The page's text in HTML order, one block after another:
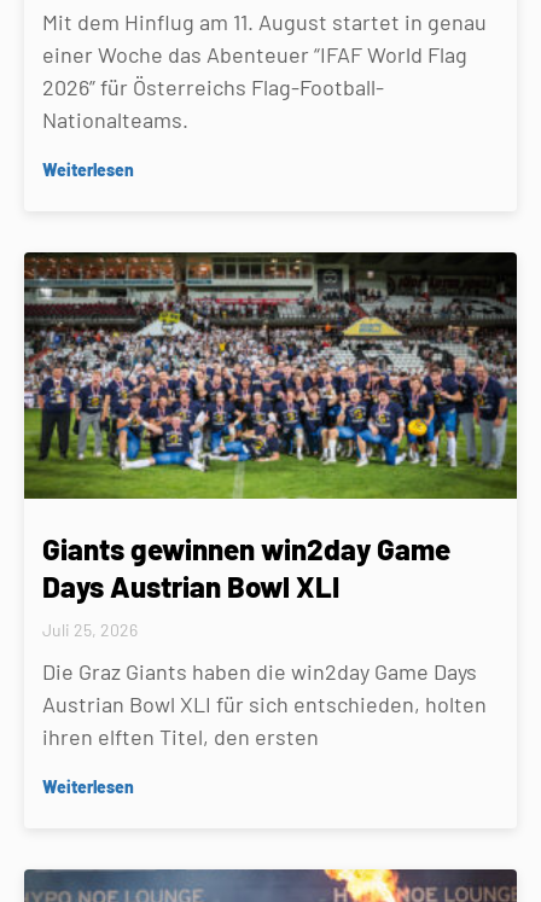
Mit dem Hinflug am 11. August startet in genau
einer Woche das Abenteuer “IFAF World Flag
2026” für Österreichs Flag-Football-
Nationalteams.
Weiterlesen
Giants gewinnen win2day Game
Days Austrian Bowl XLI
Juli 25, 2026
Die Graz Giants haben die win2day Game Days
Austrian Bowl XLI für sich entschieden, holten
ihren elften Titel, den ersten
Weiterlesen